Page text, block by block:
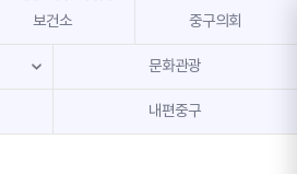
본문 내용 바로가기
주메뉴 바로가기
보건소 중구의회
문화관광
내편중구